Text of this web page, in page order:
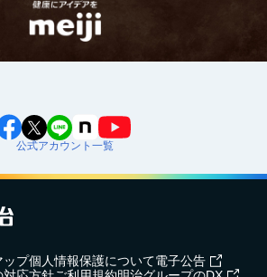
公式アカウント一覧
ップ個人情報保護について電子公告